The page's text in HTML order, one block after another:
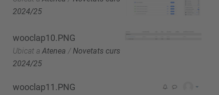
2024/25
wooclap10.PNG
Ubicat a Atenea / Novetats curs
2024/25
wooclap11.PNG